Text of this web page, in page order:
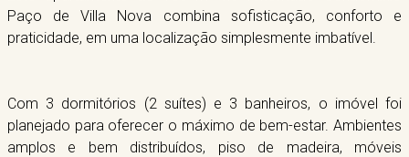
Paço de Villa Nova combina sofisticação, conforto e
praticidade, em uma localização simplesmente imbatível.
Com 3 dormitórios (2 suítes) e 3 banheiros, o imóvel foi
planejado para oferecer o máximo de bem-estar. Ambientes
amplos e bem distribuídos, piso de madeira, móveis